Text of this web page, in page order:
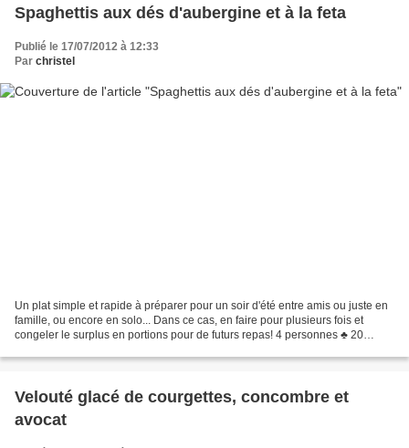
Spaghettis aux dés d'aubergine et à la feta
Publié le 17/07/2012 à 12:33
Par christel
Un plat simple et rapide à préparer pour un soir d'été entre amis ou juste en
famille, ou encore en solo... Dans ce cas, en faire pour plusieurs fois et
congeler le surplus en portions pour de futurs repas! 4 personnes ♣ 20
Velouté glacé de courgettes, concombre et
avocat